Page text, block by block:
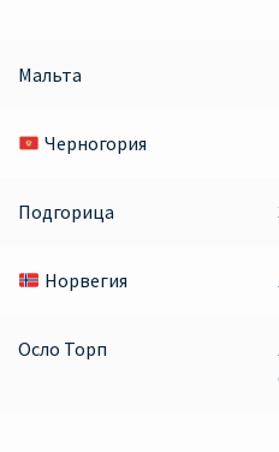
Мальта
Черногория
Подгорица
Норвегия
Осло Торп